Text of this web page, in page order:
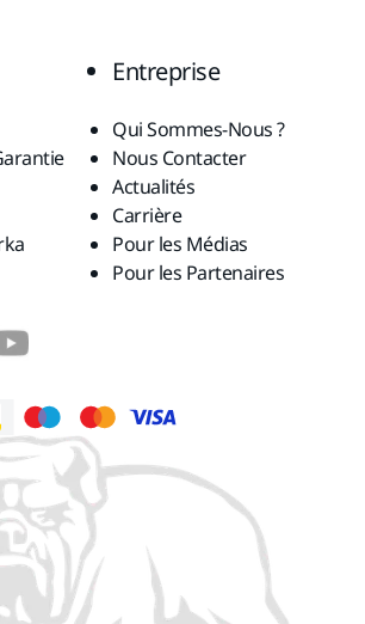
Entreprise
Qui Sommes-Nous ?
Nous Contacter
Actualités
Carrière
Pour les Médias
Pour les Partenaires